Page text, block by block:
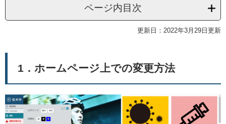
ページ内目次
更新日：2022年3月29日更新
1．ホームページ上での変更方法